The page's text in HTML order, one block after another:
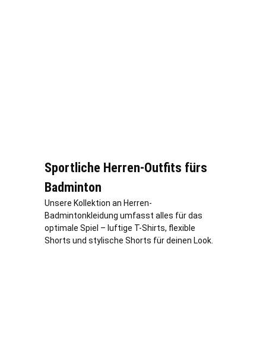
Sportliche Herren-Outfits fürs
Badminton
Unsere Kollektion an Herren-
Badmintonkleidung umfasst alles für das
optimale Spiel – luftige T-Shirts, flexible
Shorts und stylische Shorts für deinen Look.